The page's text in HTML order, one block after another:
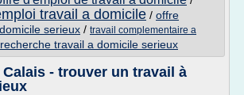
travail a domicile / offre
serieux / travail complementaire a
recherche travail a domicile serieux
Calais - trouver un travail à